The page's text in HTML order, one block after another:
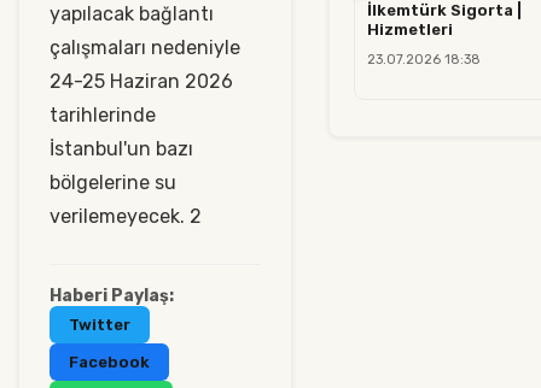
yapılacak bağlantı
çalışmaları nedeniyle
24-25 Haziran 2026
tarihlerinde
İstanbul'un bazı
bölgelerine su
verilemeyecek. 2
Haberi Paylaş:
Twitter
Facebook
İlkemtürk Sigorta |
Hizmetleri
23.07.2026 18:38